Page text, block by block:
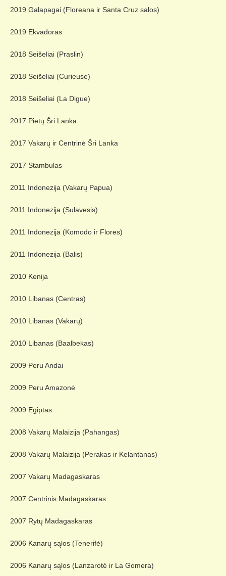
2019 Galapagai (Floreana ir Santa Cruz salos)
2019 Ekvadoras
2018 Seišeliai (Praslin)
2018 Seišeliai (Curieuse)
2018 Seišeliai (La Digue)
2017 Pietų Šri Lanka
2017 Vakarų ir Centrinė Šri Lanka
2017 Stambulas
2011 Indonezija (Vakarų Papua)
2011 Indonezija (Sulavesis)
2011 Indonezija (Komodo ir Flores)
2011 Indonezija (Balis)
2010 Kenija
2010 Libanas (Centras)
2010 Libanas (Vakarų)
2010 Libanas (Baalbekas)
2009 Peru Andai
2009 Peru Amazonė
2009 Egiptas
2008 Vakarų Malaizija (Pahangas)
2008 Vakarų Malaizija (Perakas ir Kelantanas)
2007 Vakarų Madagaskaras
2007 Centrinis Madagaskaras
2007 Rytų Madagaskaras
2006 Kanarų sąlos (Tenerifė)
2006 Kanarų sąlos (Lanzarotė ir La Gomera)